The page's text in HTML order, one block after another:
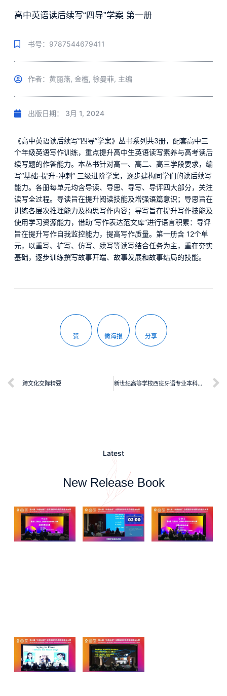
高中英语读后续写“四导”学案 第一册
书号：9787544679411
作者：黄丽燕, 金檀, 徐曼菲, 主编
出版日期： 3月 1, 2024
《高中英语读后续写“四导”学案》丛书系列共3册，配套高中三
个年级英语写作训练，重点提升高中生英语读写素养与高考读后
续写题的作答能力。本丛书针对高一、高二、高三学段要求，编
写“基础-提升-冲刺” 三级进阶学案，逐步建构同学们的读后续写
能力。各册每单元均含导读、导思、导写、导评四大部分，关注
读写全过程。导读旨在提升阅读技能及增强语篇意识；导思旨在
训练各层次推理能力及构思写作内容；导写旨在提升写作技能及
使用学习资源能力，借助“写作表达范文库”进行语言积累：导评
旨在提升写作自我监控能力，提高写作质量。第一册含 12个单
元，以重写、扩写、仿写、续写等读写结合任务为主，重在夯实
基础，逐步训练撰写故事开端、故事发展和故事结局的技能。
赞 微海报 分享
跨文化交际精要 新世纪高等学校西班牙语专业本科生系列教材：拉丁美洲区域国别研究入门
Latest
New Release Book